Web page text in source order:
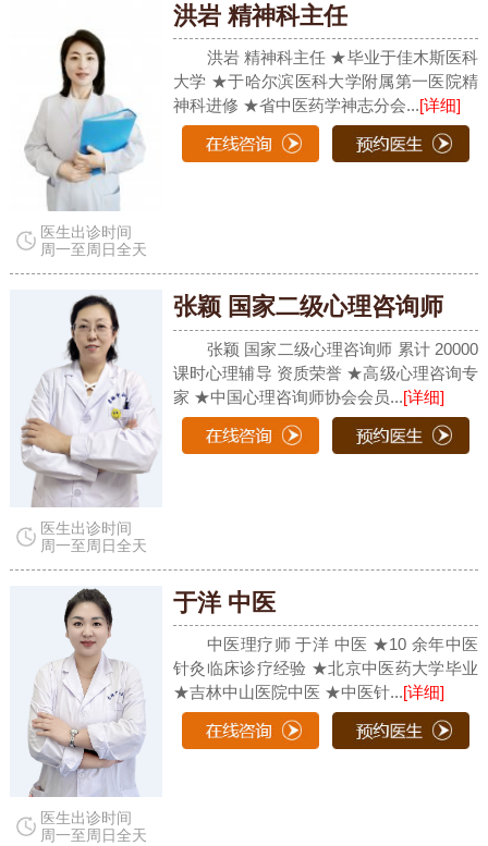
医生出诊时间
周一至周日全天
洪岩 精神科主任
洪岩 精神科主任 ★毕业于佳木斯医科
大学 ★于哈尔滨医科大学附属第一医院精
神科进修 ★省中医药学神志分会...[详细]
医生出诊时间
周一至周日全天
张颖 国家二级心理咨询师
张颖 国家二级心理咨询师 累计 20000
课时心理辅导 资质荣誉 ★高级心理咨询专
家 ★中国心理咨询师协会会员...[详细]
医生出诊时间
周一至周日全天
于洋 中医
中医理疗师 于洋 中医 ★10 余年中医
针灸临床诊疗经验 ★北京中医药大学毕业
★吉林中山医院中医 ★中医针...[详细]